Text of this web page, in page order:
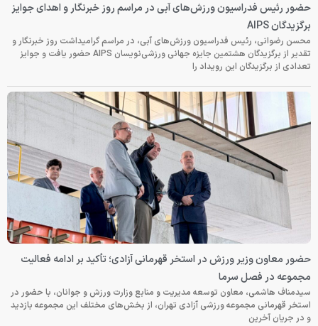
حضور رئیس فدراسیون ورزش‌های آبی در مراسم روز خبرنگار و اهدای جوایز
برگزیدگان AIPS
محسن رضوانی، رئیس فدراسیون ورزش‌های آبی، در مراسم گرامیداشت روز خبرنگار و
تقدیر از برگزیدگان هشتمین جایزه جهانی ورزشی‌نویسان AIPS حضور یافت و جوایز
تعدادی از برگزیدگان این رویداد را
حضور معاون وزیر ورزش در استخر قهرمانی آزادی؛ تأکید بر ادامه فعالیت
مجموعه در فصل سرما
سیدمناف هاشمی، معاون توسعه مدیریت و منابع وزارت ورزش و جوانان، با حضور در
استخر قهرمانی مجموعه ورزشی آزادی تهران، از بخش‌های مختلف این مجموعه بازدید
و در جریان آخرین